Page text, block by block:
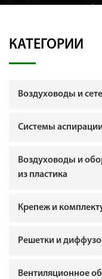
КАТЕГОРИИ
Воздуховоды и
Системы
Воздуховоды и
из пластика
Крепеж и
Решетки и
Вентиляционное